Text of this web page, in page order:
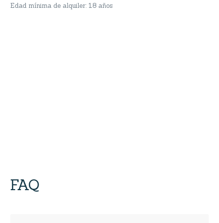
Edad mínima de alquiler: 18 años
FAQ